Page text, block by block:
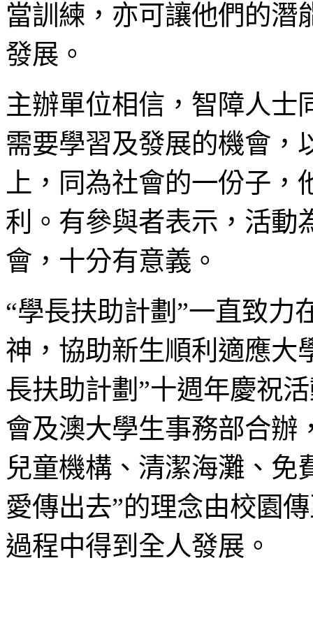
當訓練，亦可讓他們的潛
發展。
主辦單位相信，智障人士
需要學習及發展的機會，
上，同為社會的一份子
利。有參與者表示，活動
會，十分有意義。
“學長扶助計劃”一直致力
神，協助新生順利適應大
長扶助計劃”十週年慶祝
會及澳大學生事務部合辦
兒童機構、清潔海灘、免
愛傳出去”的理念由校園
過程中得到全人發展。